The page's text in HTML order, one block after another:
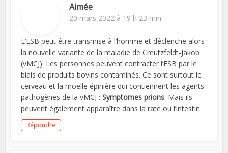
Aimée
20 mars 2022 à 19 h 23 min
L’ESB peut être transmise à l’homme et déclenche alors
la nouvelle variante de la maladie de Creutzfeldt-Jakob
(vMCJ). Les personnes peuvent contracter l’ESB par le
biais de produits bovins contaminés. Ce sont surtout le
cerveau et la moelle épinière qui contiennent les agents
pathogènes de la vMCJ :Symptomes prions. Mais ils
peuvent également apparaître dans la rate ou l’intestin.
Répondre